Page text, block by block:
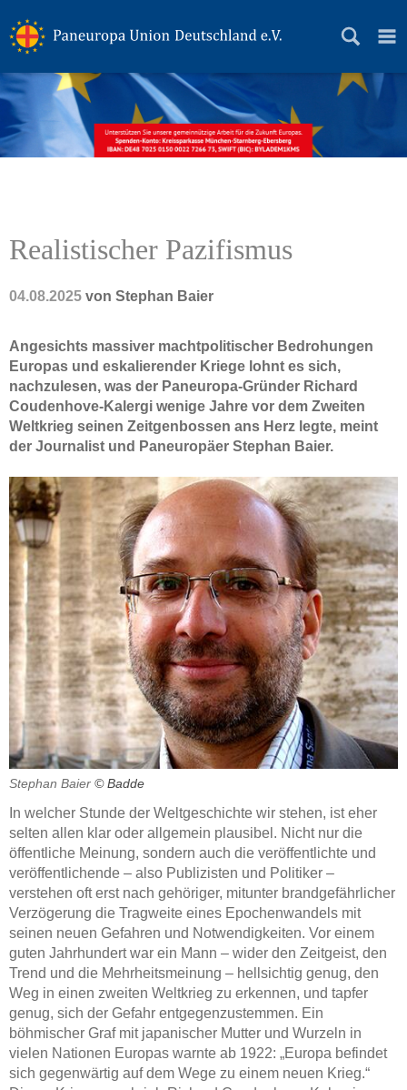
Realistischer Pazifismus
04.08.2025 von Stephan Baier
Angesichts massiver machtpolitischer Bedrohungen
Europas und eskalierender Kriege lohnt es sich,
nachzulesen, was der Paneuropa-Gründer Richard
Coudenhove-Kalergi wenige Jahre vor dem Zweiten
Weltkrieg seinen Zeitgenbossen ans Herz legte, meint
der Journalist und Paneuropäer Stephan Baier.
Stephan Baier © Badde
In welcher Stunde der Weltgeschichte wir stehen, ist eher
selten allen klar oder allgemein plausibel. Nicht nur die
öffentliche Meinung, sondern auch die veröffentlichte und
veröffentlichende – also Publizisten und Politiker –
verstehen oft erst nach gehöriger, mitunter brandgefährlicher
Verzögerung die Tragweite eines Epochenwandels mit
seinen neuen Gefahren und Notwendigkeiten. Vor einem
guten Jahrhundert war ein Mann – wider den Zeitgeist, den
Trend und die Mehrheitsmeinung – hellsichtig genug, den
Weg in einen zweiten Weltkrieg zu erkennen, und tapfer
genug, sich der Gefahr entgegenzustemmen. Ein
böhmischer Graf mit japanischer Mutter und Wurzeln in
vielen Nationen Europas warnte ab 1922: „Europa befindet
sich gegenwärtig auf dem Wege zu einem neuen Krieg.“
Grundsätze
Geschichte
Präsidium
Landesverbände
Mitmachen
Datenschutz
Impressum